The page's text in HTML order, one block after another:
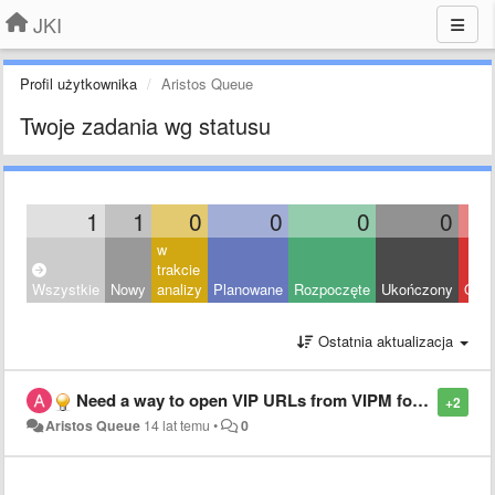
JKI
Profil użytkownika Aristos Queue
Twoje zadania wg statusu
1 1 0 0 0 0
Wszystkie Nowy
w
trakcie
analizy
Planowane Rozpoczęte Ukończony
Ostatnia aktualizacja
+2
Need a way to open VIP URLs from VIPM for Mac/Linux users
Aristos Queue 14 lat temu • 0